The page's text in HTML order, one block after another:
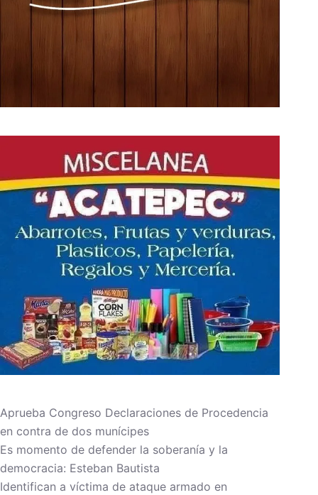
Aprueba Congreso Declaraciones de Procedencia
en contra de dos munícipes
Es momento de defender la soberanía y la
democracia: Esteban Bautista
Identifican a víctima de ataque armado en